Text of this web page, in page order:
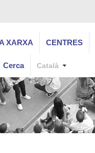
XARXA CENTRES
Cerca Català